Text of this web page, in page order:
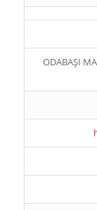
ODABAŞI